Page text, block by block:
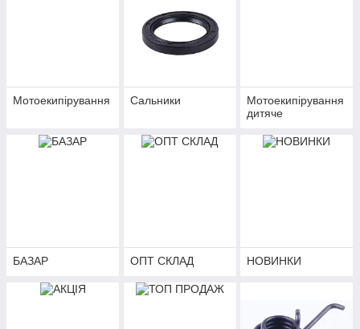
Мотоекипірування Сальники
Мотоекипірування
дитяче
БАЗАР ОПТ СКЛАД НОВИНКИ